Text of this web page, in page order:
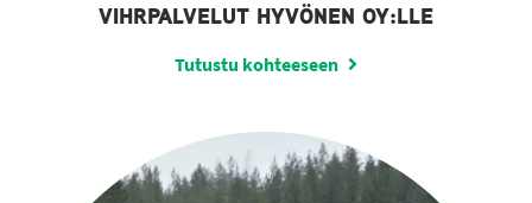
VIHRPALVELUT HYVÖNEN OY:LLE
Tutustu kohteeseen